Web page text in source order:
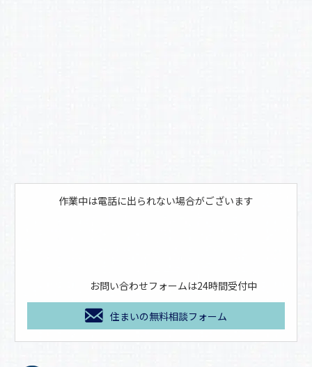
作業中は電話に出られない場合がございます
お問い合わせフォームは24時間受付中
住まいの無料相談フォーム